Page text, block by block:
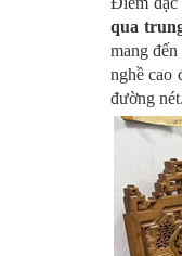
qua
mang đến
nghề cao
đường nét.